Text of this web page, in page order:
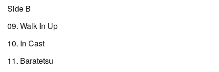
Side B
09. Walk In Up
10. In Cast
11. Baratetsu